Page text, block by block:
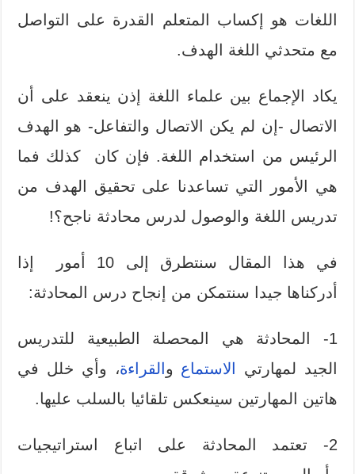
اللغات هو إكساب المتعلم القدرة على التواصل
مع متحدثي اللغة الهدف.
يكاد الإجماع بين علماء اللغة إذن ينعقد على أن
الاتصال -إن لم يكن الاتصال والتفاعل- هو الهدف
الرئيس من استخدام اللغة. فإن كان كذلك فما
هي الأمور التي تساعدنا على تحقيق الهدف من
تدريس اللغة والوصول لدرس محادثة ناجح؟!
في هذا المقال سنتطرق إلى 10 أمور إذا
أدركناها جيدا سنتمكن من إنجاح درس المحادثة:
1- المحادثة هي المحصلة الطبيعية للتدريس
الجيد لمهارتي
الاستماع و القراءة، وأي خلل في
هاتين المهارتين سينعكس تلقائيا بالسلب عليها.
2- تعتمد المحادثة على اتباع استراتيجيات